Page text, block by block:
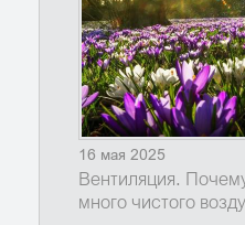
16 мая 2025
Вентиляция.
много чистого